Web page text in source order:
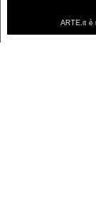
ARTE.it è